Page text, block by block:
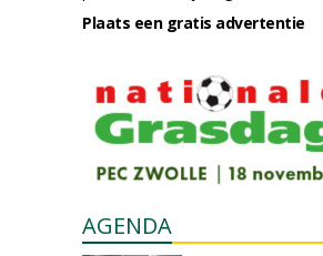
Plaats een gratis advertentie
AGENDA